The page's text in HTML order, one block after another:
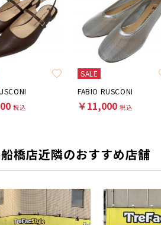
税込
SALE
FABIO RUSCONI
￥11,000 税込
橋店近隣のおすすめ店舗